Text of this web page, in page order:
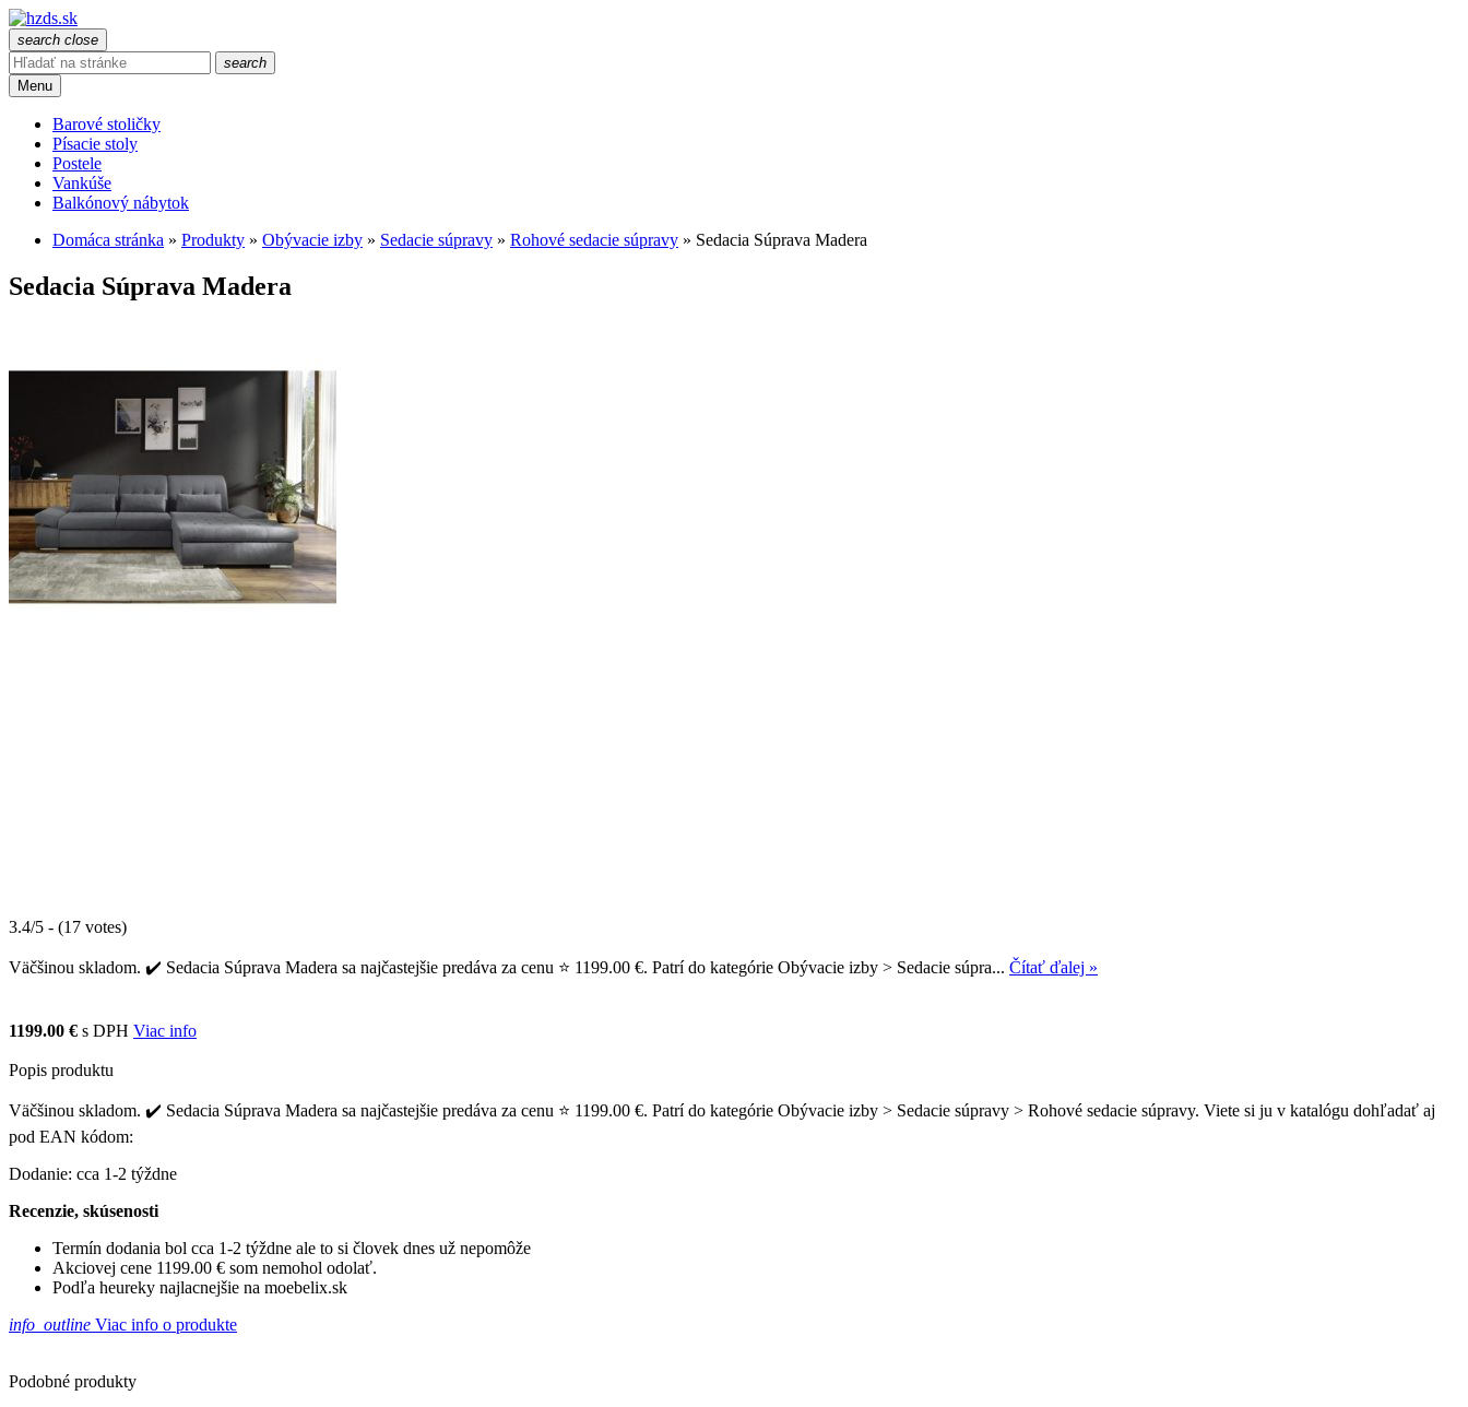
search close
search
Menu
Barové stoličky
Písacie stoly
Postele
Vankúše
Balkónový nábytok
Domáca stránka » Produkty » Obývacie izby » Sedacie súpravy » Rohové sedacie súpravy » Sedacia Súprava Madera
Sedacia Súprava Madera
3.4/5 - (17 votes)
Väčšinou skladom. ✔️ Sedacia Súprava Madera sa najčastejšie predáva za cenu ⭐ 1199.00 €. Patrí do kategórie Obývacie izby > Sedacie súpra... Čítať ďalej »
1199.00 € s DPH Viac info
Popis produktu
Väčšinou skladom. ✔️ Sedacia Súprava Madera sa najčastejšie predáva za cenu ⭐ 1199.00 €. Patrí do kategórie Obývacie izby > Sedacie súpravy > Rohové sedacie súpravy. Viete si ju v katalógu dohľadať aj
pod EAN kódom:
Dodanie: cca 1-2 týždne
Recenzie, skúsenosti
Termín dodania bol cca 1-2 týždne ale to si človek dnes už nepomôže
Akciovej cene 1199.00 € som nemohol odolať.
Podľa heureky najlacnejšie na moebelix.sk
info_outline Viac info o produkte
Podobné produkty